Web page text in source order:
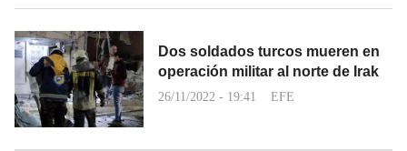
Dos soldados turcos mueren en
operación militar al norte de Irak
26/11/2022 - 19:41 EFE